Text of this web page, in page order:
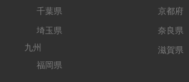
千葉県
埼玉県
九州
福岡県
京都府
奈良県
滋賀県